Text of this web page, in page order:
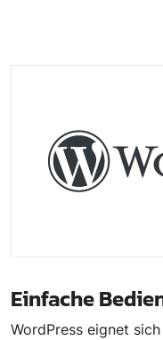
Einfache
WordPress eignet